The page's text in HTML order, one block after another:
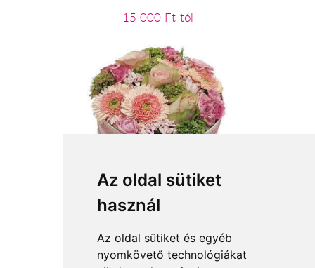
Az oldal sütiket
használ
Az oldal sütiket és egyéb
nyomkövető technológiákat
15 000 Ft-tól
Fantázia - rózsaszín virágbox